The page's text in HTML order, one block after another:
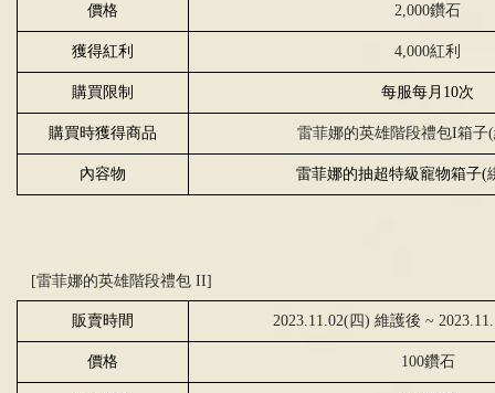
價格 2,000鑽石
獲得紅利 4,000紅利
購買限制 每服每月 10次
購買時獲得商品 雷菲娜的英雄階段禮包I箱子
內容物 雷菲娜的抽超特級寵物箱子(
[雷菲娜的英雄階段禮包II]
販賣時間 2023.11.02(四) 維護後 ~
價格 100鑽石